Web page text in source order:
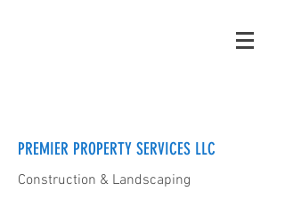
PREMIER PROPERTY SERVICES LLC
Construction & Landscaping